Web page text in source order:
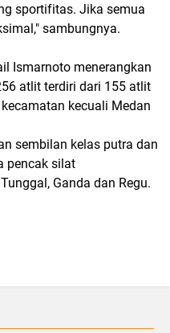
sportifitas. Jika semua
sambungnya.
Ismarnoto menerangkan
atlit terdiri dari 155 atlit
kecuali Medan
sembilan kelas putra dan
pencak silat
Ganda dan Regu.